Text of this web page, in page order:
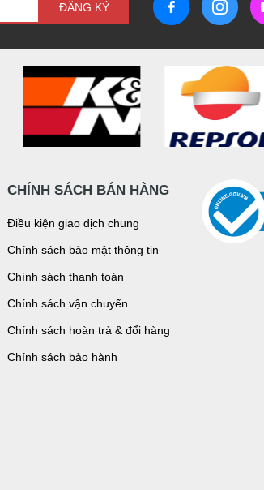
ĐĂNG KÝ
CHÍNH SÁCH BÁN HÀNG
Điều kiện giao dịch chung
Chính sách bảo mật thông tin
Chính sách thanh toán
Chính sách vận chuyển
Chính sách hoàn trả & đổi hàng
Chính sách bảo hành